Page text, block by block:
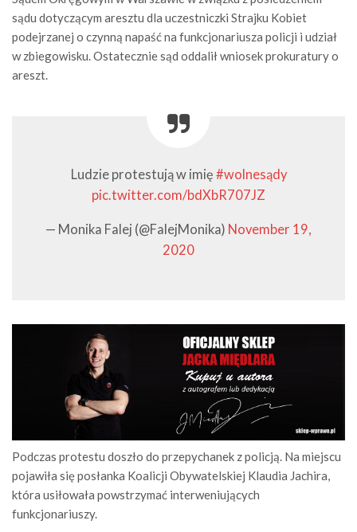
sądu dotyczącym aresztu dla uczestniczki Strajku Kobiet
podejrzanej o czynną napaść na funkcjonariusza policji i udział
w zbiegowisku. Ostatecznie sąd oddalił wniosek prokuratury o
areszt.
Ludzie protestują w imię #wolnesądy
pic.twitter.com/bdXbR707JZ
— Monika Falej (@FalejMonika) November 19,
2020
Podczas protestu doszło do przepychanek z policją. Na miejscu
pojawiła się posłanka Koalicji Obywatelskiej Klaudia Jachira,
która usiłowała powstrzymać interweniujących
funkcjonariuszy.